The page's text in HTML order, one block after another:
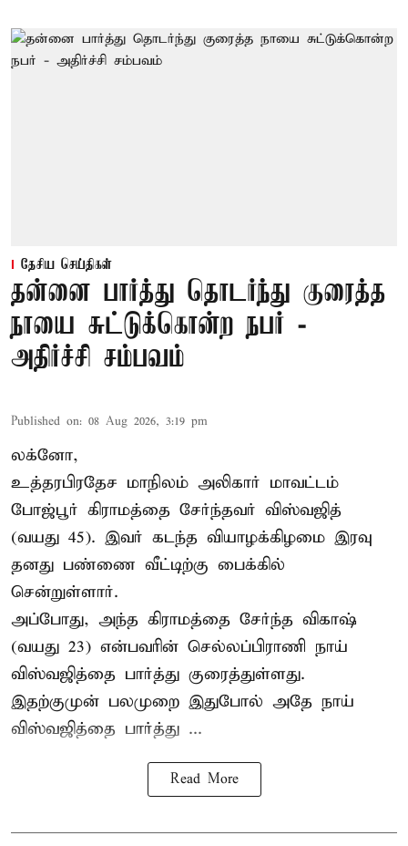
தேசிய செய்திகள்
தன்னை பார்த்து தொடர்ந்து குரைத்த
நாயை சுட்டுக்கொன்ற நபர் -
அதிர்ச்சி சம்பவம்
Published on: 08 Aug 2026, 3:19 pm
லக்னோ,
உத்தரபிரதேச மாநிலம் அலிகார் மாவட்டம்
போஜ்பூர் கிராமத்தை சேர்ந்தவர் விஸ்வஜித்
(வயது 45). இவர் கடந்த வியாழக்கிழமை இரவு
தனது பண்ணை வீட்டிற்கு பைக்கில்
சென்றுள்ளார்.
அப்போது, அந்த கிராமத்தை சேர்ந்த விகாஷ்
(வயது 23) என்பவரின் செல்லப்பிராணி நாய்
விஸ்வஜித்தை பார்த்து குரைத்துள்ளது.
இதற்குமுன் பலமுறை இதுபோல் அதே நாய்
விஸ்வஜித்தை பார்த்து ...
Read More